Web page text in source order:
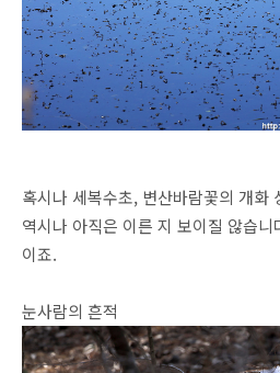
혹시나 세복수초, 변산바람꽃의 개화
역시나 아직은 이른 지 보이질 않습
이죠.
눈사람의 흔적